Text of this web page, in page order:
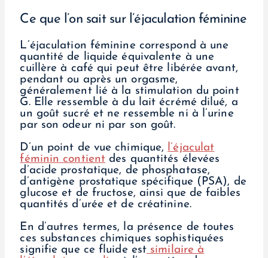
Ce que l’on sait sur l’éjaculation féminine
L’éjaculation féminine correspond à une
quantité de liquide équivalente à une
cuillère à café qui peut être libérée avant,
pendant ou après un orgasme,
généralement lié à la stimulation du point
G. Elle ressemble à du lait écrémé dilué, a
un goût sucré et ne ressemble ni à l’urine
par son odeur ni par son goût.
D’un point de vue chimique, l’éjaculat
féminin contient des quantités élevées
d’acide prostatique, de phosphatase,
d’antigène prostatique spécifique (PSA), de
glucose et de fructose, ainsi que de faibles
quantités d’urée et de créatinine.
En d’autres termes, la présence de toutes
ces substances chimiques sophistiquées
signifie que ce fluide est similaire à